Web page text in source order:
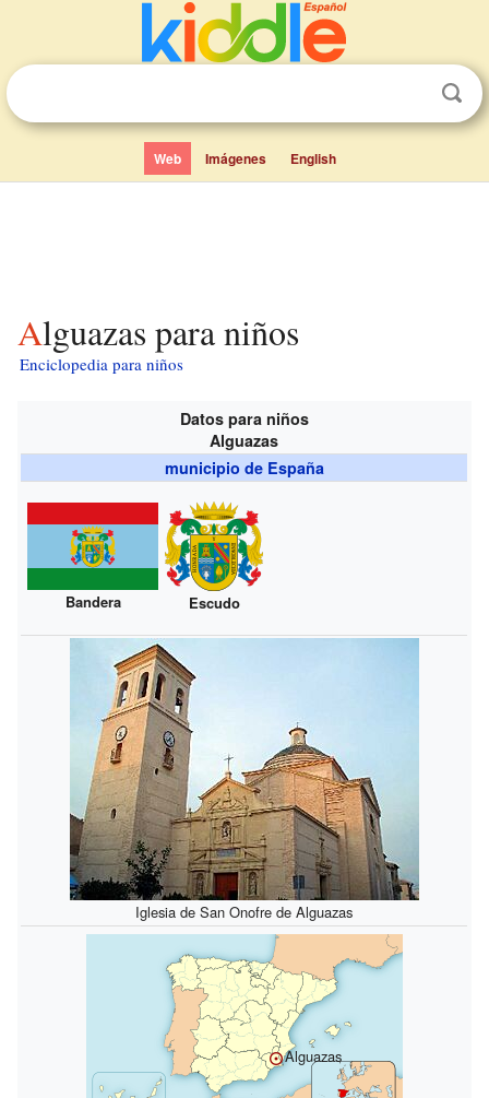
Web Imágenes English
Alguazas para niños
Enciclopedia para niños
Datos para niños
Alguazas
municipio de España
Bandera Escudo
Iglesia de San Onofre de Alguazas
Alguazas